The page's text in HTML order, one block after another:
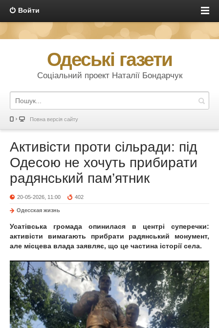
Войти
Одеські газети
Соціальний проект Наталії Бондарчук
Повна версія сайту
Активісти проти сільради: під
Одесою не хочуть прибирати
радянський пам’ятник
20-05-2026, 11:00 402
Одесская жизнь
Усатівська громада опинилася в центрі суперечки:
активісти вимагають прибрати радянський монумент,
але місцева влада заявляє, що це частина історії села.